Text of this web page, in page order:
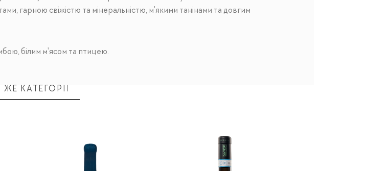
гарною свіжістю та мінеральністю, м'якими танінами та довгим
білим м'ясом та птицею.
ЖЕ КАТЕГОРІЇ